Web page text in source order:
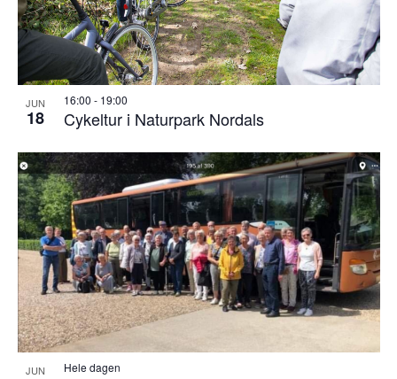
JUN
18 Cykeltur i Naturpark Nordals
16:00 - 19:00
JUN Hele dagen